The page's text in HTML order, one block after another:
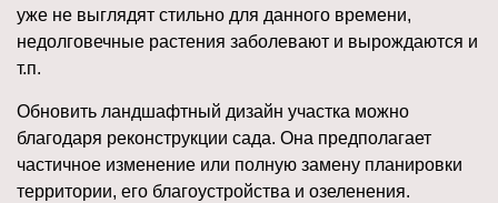
уже не выглядят стильно для данного времени,
недолговечные растения заболевают и вырождаются и
т.п.
Обновить ландшафтный дизайн участка можно
благодаря реконструкции сада. Она предполагает
частичное изменение или полную замену планировки
территории, его благоустройства и озеленения.